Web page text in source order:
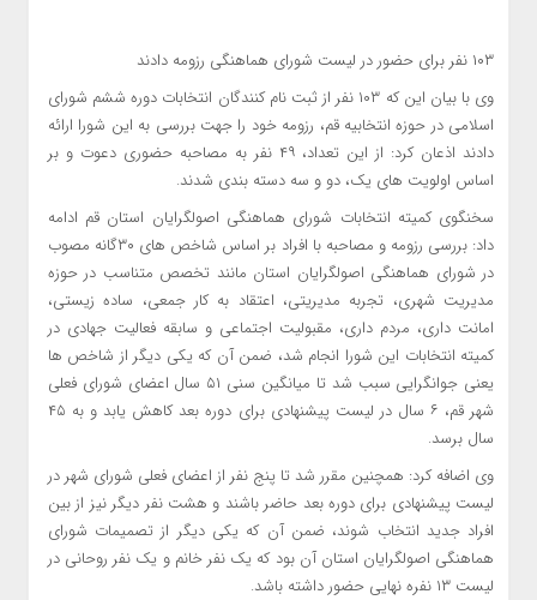
۱۰۳ نفر برای حضور در لیست شورای هماهنگی رزومه دادند
وی با بیان این که ۱۰۳ نفر از ثبت نام کنندگان انتخابات دوره ششم شورای
اسلامی در حوزه انتخابیه قم، رزومه خود را جهت بررسی به این شورا ارائه
دادند اذعان کرد: از این تعداد، ۴۹ نفر به مصاحبه حضوری دعوت و بر
اساس اولویت های یک، دو و سه دسته بندی شدند.
سخنگوی کمیته انتخابات شورای هماهنگی اصولگرایان استان قم ادامه
داد: بررسی رزومه و مصاحبه با افراد بر اساس شاخص های ۳۰گانه مصوب
در شورای هماهنگی اصولگرایان استان مانند تخصص متناسب در حوزه
مدیریت شهری، تجربه مدیریتی، اعتقاد به کار جمعی، ساده زیستی،
امانت داری، مردم داری، مقبولیت اجتماعی و سابقه فعالیت جهادی در
کمیته انتخابات این شورا انجام شد، ضمن آن که یکی دیگر از شاخص ها
یعنی جوانگرایی سبب شد تا میانگین سنی ۵۱ سال اعضای شورای فعلی
شهر قم، ۶ سال در لیست پیشنهادی برای دوره بعد کاهش یابد و به ۴۵
سال برسد.
وی اضافه کرد: همچنین مقرر شد تا پنج نفر از اعضای فعلی شورای شهر در
لیست پیشنهادی برای دوره بعد حاضر باشند و هشت نفر دیگر نیز از بین
افراد جدید انتخاب شوند، ضمن آن که یکی دیگر از تصمیمات شورای
هماهنگی اصولگرایان استان آن بود که یک نفر خانم و یک نفر روحانی در
لیست ۱۳ نفره نهایی حضور داشته باشد.